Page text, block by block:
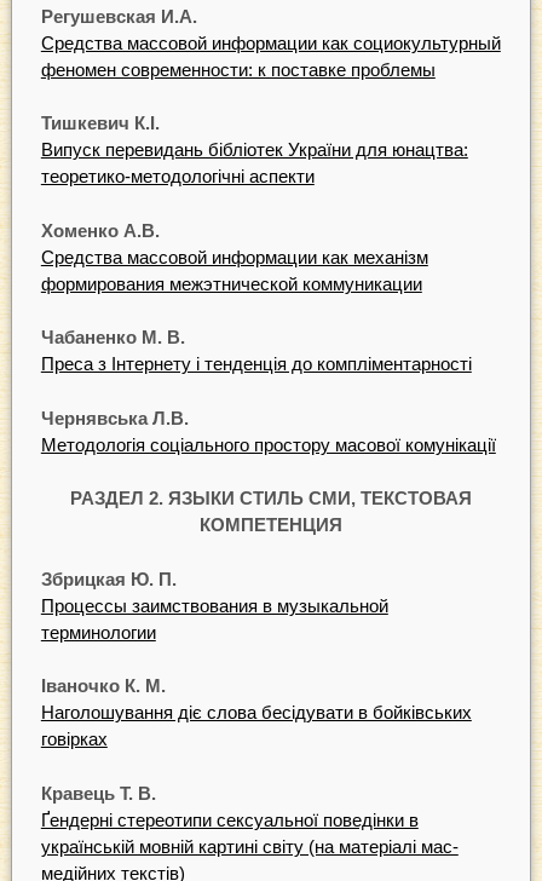
Регушевская И.А.
Средства массовой информации как социокультурный
феномен современности: к поставке проблемы
Тишкевич К.І.
Випуск перевидань бібліотек України для юнацтва:
теоретико-методологічні аспекти
Хоменко А.В.
Средства массовой информации как механізм
формирования межэтнической коммуникации
Чабаненко М. В.
Преса з Інтернету і тенденція до компліментарності
Чернявська Л.В.
Методологія соціального простору масової комунікації
РАЗДЕЛ 2. ЯЗЫКИ СТИЛЬ СМИ, ТЕКСТОВАЯ
КОМПЕТЕНЦИЯ
Збрицкая Ю. П.
Процессы заимствования в музыкальной
терминологии
Іваночко К. М.
Наголошування діє слова бесідувати в бойківських
говірках
Кравець Т. В.
Ґендерні стереотипи сексуальної поведінки в
українській мовній картині світу (на матеріалі мас-
медійних текстів)